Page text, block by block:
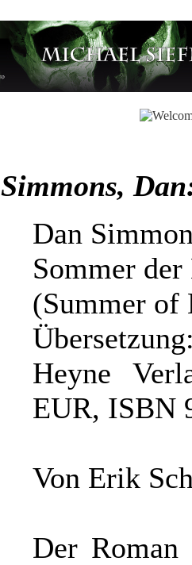
Simmons,
Dan
Sommer der
(Summer of
Heyne
EUR, ISBN
Von Erik
Der Roman